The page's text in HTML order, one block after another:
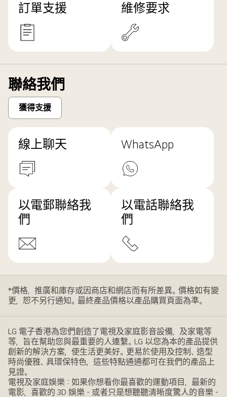
訂單支援 維修要求
聯絡我們
獲得支援
線上聊天 WhatsApp
以電郵聯絡我
們
以電話聯絡我
們
*價格，推廣和庫存或因商店和網店而有所差異。價格如有變
更，恕不另行通知。最終產品價格以產品購買頁面為準。
LG 電子香港為您們創造了電視及家庭影音設備，及家電等
等，旨在幫助您與最重要的人連繫。LG 以您為本的產品提供
創新的解決方案，使生活更美好。更易於使用及控制、造型
時尚優雅、具環保特色，這些特點通通都可在我們的產品上
見證。
電視及家庭娛樂：如果你想看你最喜歡的運動項目，最新的
電影，喜歡的 3D 娛樂 - 或者只是想聽聽清晰度驚人的音樂 -